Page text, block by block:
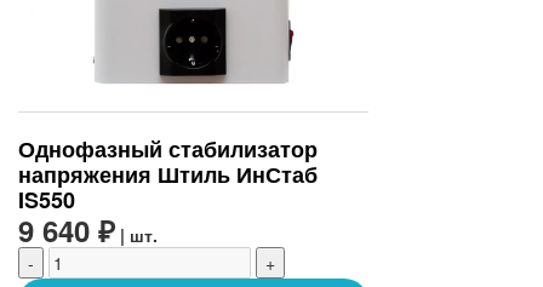
Однофазный стабилизатор
напряжения Штиль ИнСтаб
IS550
9 640 ₽ | шт.
-
+